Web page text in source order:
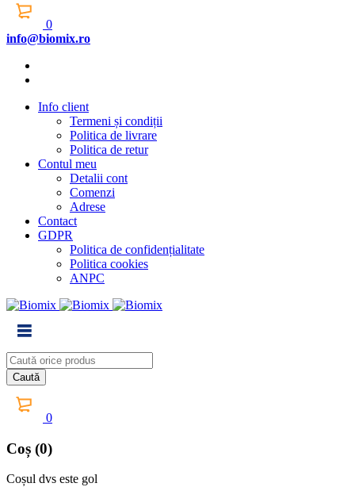
0
info@biomix.ro
Info client
Termeni și condiții
Politica de livrare
Politica de retur
Contul meu
Detalii cont
Comenzi
Adrese
Contact
GDPR
Politica de confidențialitate
Politica cookies
ANPC
0
Coș (0)
Coșul dvs este gol